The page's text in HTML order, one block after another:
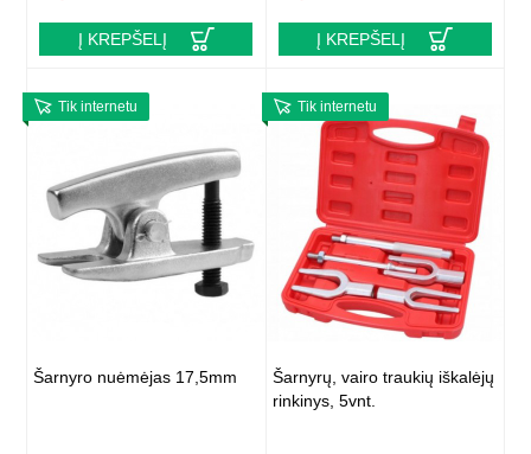
Į KREPŠELĮ Į KREPŠELĮ
Tik internetu
Šarnyro nuėmėjas 17,5mm
Tik internetu
Šarnyrų, vairo traukių iškalėjų
rinkinys, 5vnt.